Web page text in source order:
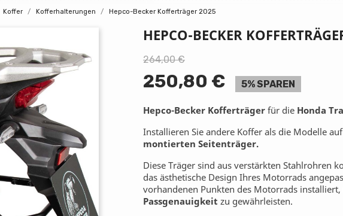
Koffer Kofferhalterungen Hepco-Becker Kofferträger 2025
HEPCO-BECKER
264,00 €
250,80 € 5% SPAREN
Hepco-Becker Kofferträger für die Honda
Installieren Sie andere Koffer als die Modelle
montierten Seitenträger.
Diese Träger sind aus verstärkten Stahlrohren
das ästhetische Design Ihres Motorrads
vorhandenen Punkten des Motorrads
Passgenauigkeit zu gewährleisten.